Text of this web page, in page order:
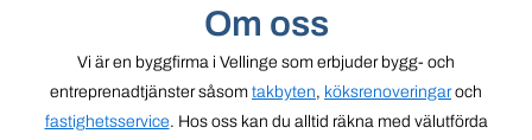
Om oss
Vi är en byggfirma i Vellinge som erbjuder bygg- och
entreprenadtjänster såsom takbyten, köksrenoveringaroch
fastighetsservice. Hos oss kan du alltid räkna med välutförda